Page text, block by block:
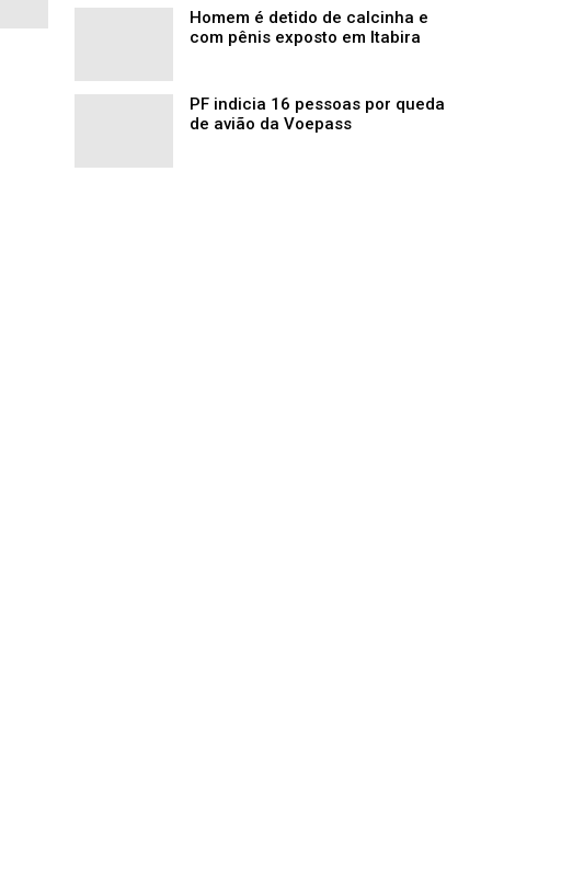
Homem é detido de calcinha e
com pênis exposto em Itabira
PF indicia 16 pessoas por queda
de avião da Voepass